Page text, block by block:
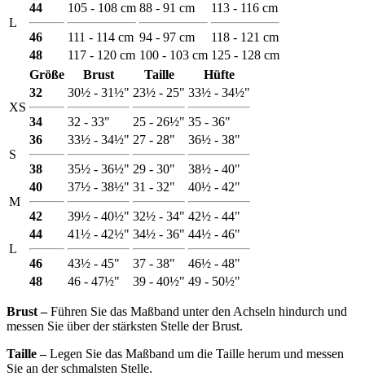
L
44
46
105 - 108 cm
111 - 114 cm
88 - 91 cm
94 - 97 cm
113 - 116 cm
118 - 121 cm
48
117 - 120 cm 100 - 103 cm 125 - 128 cm
Größe
Brust Taille Hüfte
XS
32
34
30½ - 31½"
32 - 33"
23½ - 25"
25 - 26½"
33½ - 34½"
35 - 36"
S
36
38
33½ - 34½"
35½ - 36½"
27 - 28"
29 - 30"
36½ - 38"
38½ - 40"
M
40
42
37½ - 38½"
39½ - 40½"
31 - 32"
32½ - 34"
40½ - 42"
42½ - 44"
L
44
46
41½ - 42½"
43½ - 45"
34½ - 36"
37 - 38"
44½ - 46"
46½ - 48"
48
46 - 47½" 39 - 40½" 49 - 50½"
Brust ‒Führen Sie das Maßband unter den Achseln hindurch und
messen Sie über der stärksten Stelle der Brust.
Taille ‒Legen Sie das Maßband um die Taille herum und messen
Sie an der schmalsten Stelle.